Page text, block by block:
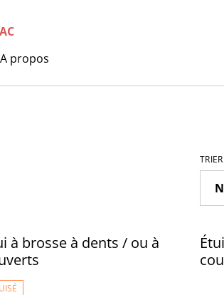
A propos
à brosse à dents / ou à